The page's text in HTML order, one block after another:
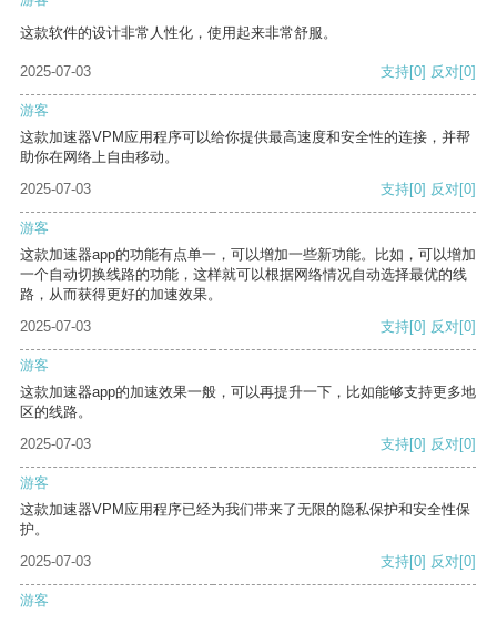
这款软件的设计非常人性化，使用起来非常舒服。
2025-07-03 支持[0] 反对[0]
游客
这款加速器VPM应用程序可以给你提供最高速度和安全性的连接，并帮
助你在网络上自由移动。
2025-07-03
支持[0] 反对[0]
游客
这款加速器app的功能有点单一，可以增加一些新功能。比如，可以增加
一个自动切换线路的功能，这样就可以根据网络情况自动选择最优的线
路，从而获得更好的加速效果。
2025-07-03
支持[0] 反对[0]
游客
这款加速器app的加速效果一般，可以再提升一下，比如能够支持更多地
区的线路。
2025-07-03
支持[0] 反对[0]
游客
这款加速器VPM应用程序已经为我们带来了无限的隐私保护和安全性保
护。
2025-07-03
支持[0] 反对[0]
游客